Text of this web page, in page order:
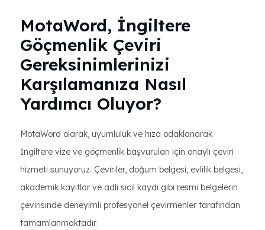
MotaWord, İngiltere
Göçmenlik Çeviri
Gereksinimlerinizi
Karşılamanıza Nasıl
Yardımcı Oluyor?
MotaWord olarak, uyumluluk ve hıza odaklanarak
İngiltere vize ve göçmenlik başvuruları için onaylı çeviri
hizmeti sunuyoruz. Çeviriler, doğum belgesi, evlilik belgesi,
akademik kayıtlar ve adli sicil kaydı gibi resmi belgelerin
çevirisinde deneyimli profesyonel çevirmenler tarafından
tamamlanmaktadır.